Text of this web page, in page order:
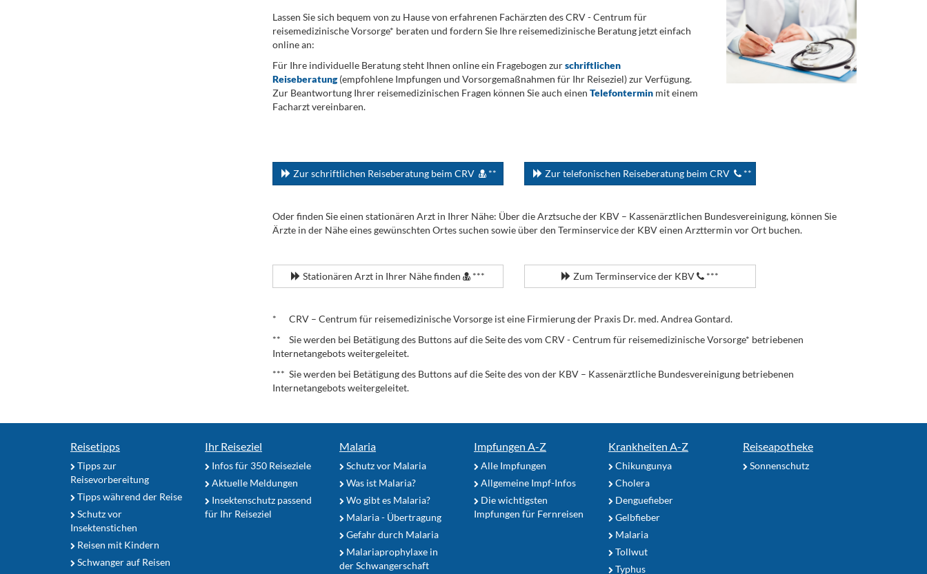
Lassen Sie sich bequem von zu Hause von erfahrenen Fachärzten des CRV - Centrum für
reisemedizinische Vorsorge* beraten und fordern Sie Ihre reisemedizinische Beratung jetzt einfach
online an:
Für Ihre individuelle Beratung steht Ihnen online ein Fragebogen zurschriftlichen
Reiseberatung(empfohlene Impfungen und Vorsorgemaßnahmen für Ihr Reiseziel) zur Verfügung.
Zur Beantwortung Ihrer reisemedizinischen Fragen können Sie auch einen Telefonterminmit einem
Facharzt vereinbaren.
Zur schriftlichen Reiseberatung beim CRV ** Zur telefonischen Reiseberatung beim CRV **
Oder finden Sie einen stationären Arzt in Ihrer Nähe: Über die Arztsuche der KBV – Kassenärztlichen Bundesvereinigung, können Sie
Ärzte in der Nähe eines gewünschten Ortes suchen sowie über den Terminservice der KBV einen Arzttermin vor Ort buchen.
Stationären Arzt in Ihrer Nähe finden *** Zum Terminservice der KBV ***
* CRV – Centrum für reisemedizinische Vorsorge ist eine Firmierung der Praxis Dr. med. Andrea Gontard.
** Sie werden bei Betätigung des Buttons auf die Seite des vom CRV - Centrum für reisemedizinische Vorsorge* betriebenen
Internetangebots weitergeleitet.
*** Sie werden bei Betätigung des Buttons auf die Seite des von der KBV – Kassenärztliche Bundesvereinigung betriebenen
Internetangebots weitergeleitet.
Reisetipps
Tipps zur
Reisevorbereitung
Tipps während der Reise
Schutz vor
Insektenstichen
Reisen mit Kindern
Schwanger auf Reisen
Ihr Reiseziel
Infos für 350 Reiseziele
Aktuelle Meldungen
Insektenschutz passend
für Ihr Reiseziel
Malaria
Schutz vor Malaria
Was ist Malaria?
Wo gibt es Malaria?
Malaria - Übertragung
Gefahr durch Malaria
Malariaprophylaxe in
der Schwangerschaft
Impfungen A-Z
Alle Impfungen
Allgemeine Impf-Infos
Die wichtigsten
Impfungen für Fernreisen
Krankheiten A-Z
Chikungunya
Cholera
Denguefieber
Gelbfieber
Malaria
Tollwut
Typhus
Reiseapotheke
Sonnenschutz